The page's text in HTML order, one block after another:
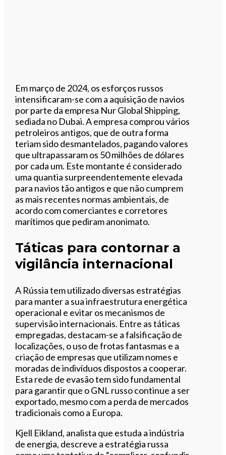
Em março de 2024, os esforços russos
intensificaram-se com a aquisição de navios
por parte da empresa Nur Global Shipping,
sediada no Dubai. A empresa comprou vários
petroleiros antigos, que de outra forma
teriam sido desmantelados, pagando valores
que ultrapassaram os 50 milhões de dólares
por cada um. Este montante é considerado
uma quantia surpreendentemente elevada
para navios tão antigos e que não cumprem
as mais recentes normas ambientais, de
acordo com comerciantes e corretores
marítimos que pediram anonimato.
Táticas para contornar a
vigilância internacional
A Rússia tem utilizado diversas estratégias
para manter a sua infraestrutura energética
operacional e evitar os mecanismos de
supervisão internacionais. Entre as táticas
empregadas, destacam-se a falsificação de
localizações, o uso de frotas fantasmas e a
criação de empresas que utilizam nomes e
moradas de indivíduos dispostos a cooperar.
Esta rede de evasão tem sido fundamental
para garantir que o GNL russo continue a ser
exportado, mesmo com a perda de mercados
tradicionais como a Europa.
Kjell Eikland, analista que estuda a indústria
de energia, descreve a estratégia russa